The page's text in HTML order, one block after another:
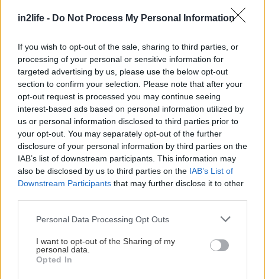
in2life - Do Not Process My Personal Information
If you wish to opt-out of the sale, sharing to third parties, or
processing of your personal or sensitive information for
targeted advertising by us, please use the below opt-out
section to confirm your selection. Please note that after your
opt-out request is processed you may continue seeing
interest-based ads based on personal information utilized by
us or personal information disclosed to third parties prior to
your opt-out. You may separately opt-out of the further
disclosure of your personal information by third parties on the
IAB’s list of downstream participants. This information may
also be disclosed by us to third parties on the IAB’s List of
Downstream Participants that may further disclose it to other
Please note that this website/app uses one or more Google
not limited to your visit or usage behaviour. You may click to
grant or deny consent to Google and its third-party tags to
use your data for below specified purposes in below Google
Personal Data Processing Opt Outs
I want to opt-out of the Sharing of my
personal data.
Opted In
Παρακολουθεί τις γωνίες
Το σύστημα υποβοήθησης αποφυγής σύγκρουσης
σε τυφλό σημείο (BCA) χρησιμοποιεί πολλούς
αισθητήρες τοποθετημένους γύρω από το
αυτοκίνητο για να παρακολουθεί τις γωνίες και,
εάν εντοπιστεί άλλο όχημα, εμφανίζεται μια
οπτική ειδοποίηση στους εξωτερικούς καθρέπτες.
Όπου είναι απαραίτητο, το BCA ενεργεί τα φρένα
για να αποφύγει μια σύγκρουση ή να μειώσει τη
επίσης πολλά χαρακτηριστικά που
ανακατευθύνουν απαλά την προσοχή του οδηγού